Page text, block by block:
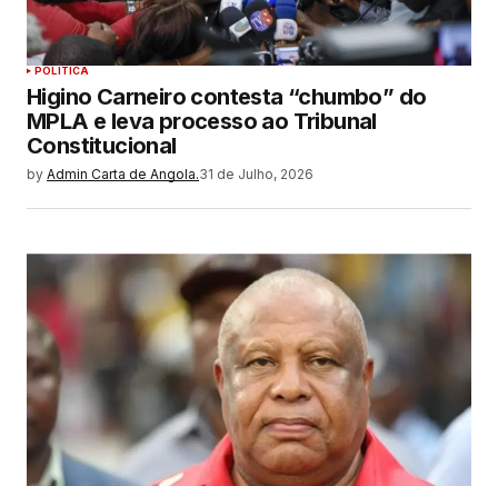
POLITICA
Higino Carneiro contesta “chumbo” do
MPLA e leva processo ao Tribunal
Constitucional
by Admin Carta de Angola.31 de Julho, 2026